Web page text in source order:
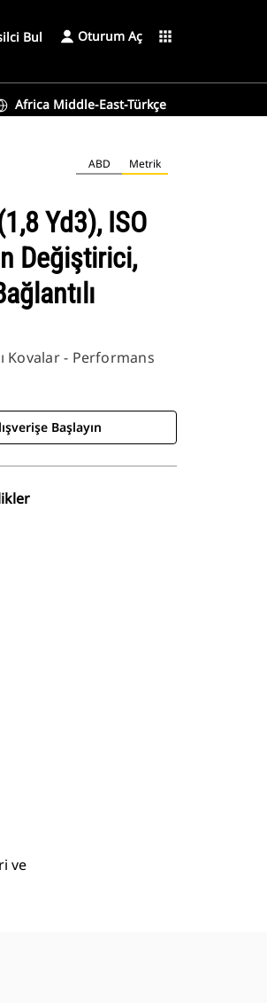
Bul Oturum Aç apps
Africa Middle-East-Türkçe
ABD Metrik
Yd3), ISO
Değiştirici,
Kovalar - Performans
Başlayın
ve